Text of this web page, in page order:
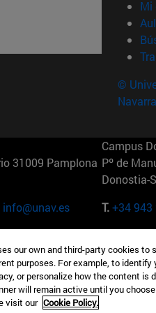
Mi
©
Navarra
31009 Pamplona
info@unav.es
Campus
Pº de
Donostia-
T.+34 943
3 28023
165 W
EE.UU
T.+1 646
our own and third-party cookies to
purposes. For example, to
or personalize how the content is
will remain active until you
visit our Cookie Policy.